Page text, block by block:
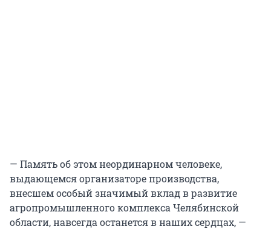
— Память об этом неординарном человеке,
выдающемся организаторе производства,
внесшем особый значимый вклад в развитие
агропромышленного комплекса Челябинской
области, навсегда останется в наших сердцах, —